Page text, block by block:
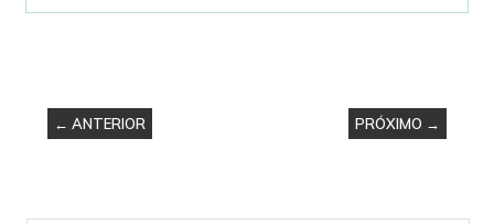
← ANTERIOR PRÓXIMO →